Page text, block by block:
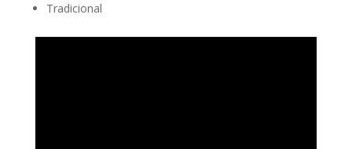
Tradicional